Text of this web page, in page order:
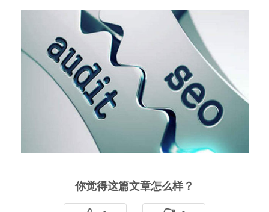
你觉得这篇文章怎么样？